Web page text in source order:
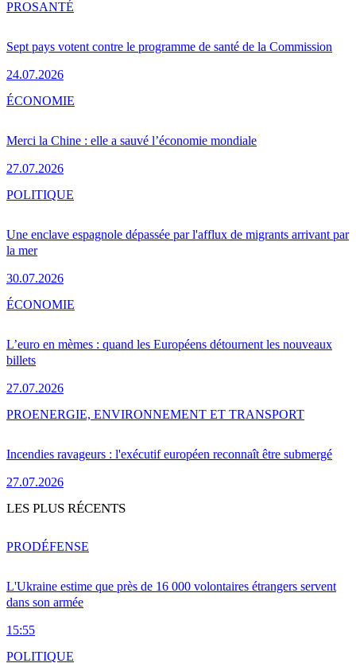
Sept pays votent contre le programme de santé de la Commission
24.07.2026
PROSANTÉ
Merci la Chine : elle a sauvé l’économie mondiale
27.07.2026
ÉCONOMIE
Une enclave espagnole dépassée par l'afflux de migrants arrivant par
la mer
30.07.2026
POLITIQUE
L’euro en mèmes : quand les Européens détournent les nouveaux
billets
27.07.2026
ÉCONOMIE
Incendies ravageurs : l'exécutif européen reconnaît être submergé
27.07.2026
PROENERGIE, ENVIRONNEMENT ET TRANSPORT
LES PLUS RÉCENTS
L'Ukraine estime que près de 16 000 volontaires étrangers servent
dans son armée
15:55
PRODÉFENSE
POLITIQUE